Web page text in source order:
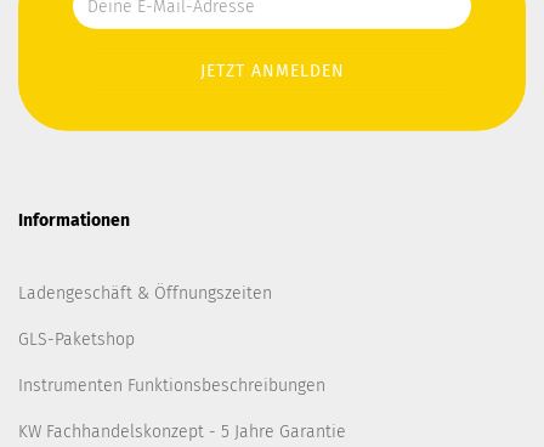
Informationen
Ladengeschäft & Öffnungszeiten
GLS-Paketshop
Instrumenten Funktionsbeschreibungen
KW Fachhandelskonzept - 5 Jahre Garantie